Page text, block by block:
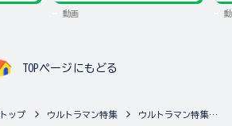
動画
TOPページにもどる
ップ ウルトラマン特集 ウルトラマン特集のトピックス一覧